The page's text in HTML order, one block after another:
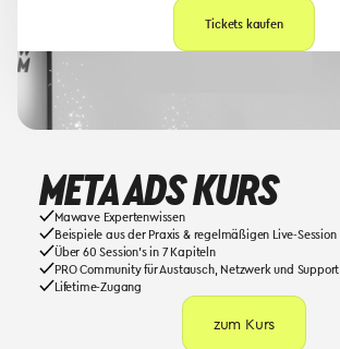
Tickets kaufen
META ADS KURS
Mawave Expertenwissen
Beispiele aus der Praxis & regelmäßigen Live-Session
Über 60 Session’s in 7 Kapiteln
PRO Community für Austausch, Netzwerk und Support
Lifetime-Zugang
zum Kurs